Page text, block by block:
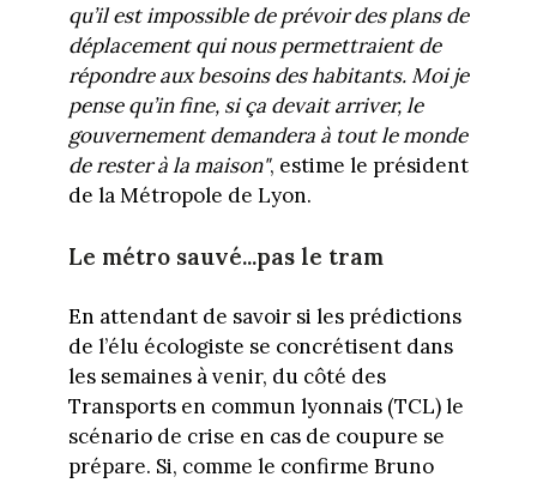
qu’il est impossible de prévoir des plans de
déplacement qui nous permettraient de
répondre aux besoins des habitants. Moi je
pense qu’in fine, si ça devait arriver, le
gouvernement demandera à tout le monde
de rester à la maison", estime le président
de la Métropole de Lyon.
Le métro sauvé...pas le tram
En attendant de savoir si les prédictions
de l’élu écologiste se concrétisent dans
les semaines à venir, du côté des
Transports en commun lyonnais (TCL) le
scénario de crise en cas de coupure se
prépare. Si, comme le confirme Bruno